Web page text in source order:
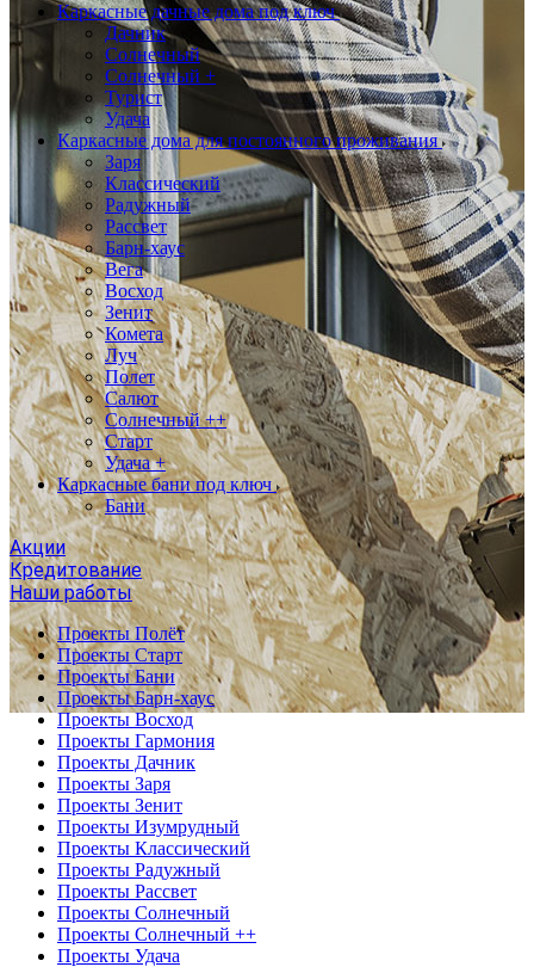
Каркасные дачные дома под ключ
Дачник
Солнечный
Солнечный +
Турист
Удача
Каркасные дома для постоянного проживания
Заря
Классический
Радужный
Рассвет
Барн-хаус
Вега
Восход
Зенит
Комета
Луч
Полет
Салют
Солнечный ++
Старт
Удача +
Каркасные бани под ключ
Бани
Акции
Кредитование
Наши работы
Проекты Полёт
Проекты Старт
Проекты Бани
Проекты Барн-хаус
Проекты Восход
Проекты Гармония
Проекты Дачник
Проекты Заря
Проекты Зенит
Проекты Изумрудный
Проекты Классический
Проекты Радужный
Проекты Рассвет
Проекты Солнечный
Проекты Солнечный ++
Проекты Удача